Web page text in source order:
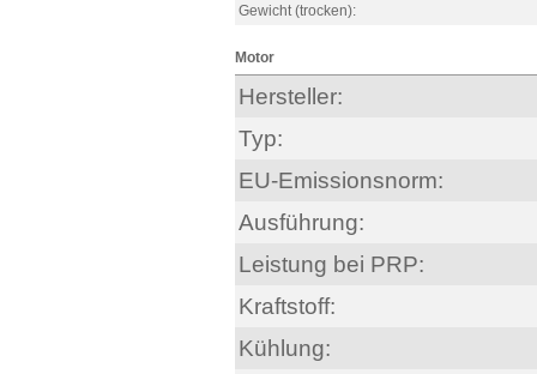
Gewicht (trocken):
Motor
Hersteller:
Typ:
EU-Emissionsnorm:
Ausführung:
Leistung bei PRP:
Kraftstoff:
Kühlung: